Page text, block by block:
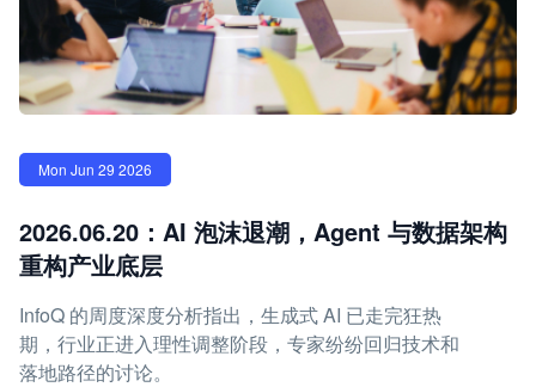
Mon Jun 29 2026
2026.06.20：AI 泡沫退潮，Agent 与数据架构
重构产业底层
InfoQ 的周度深度分析指出，生成式 AI 已走完狂热
期，行业正进入理性调整阶段，专家纷纷回归技术和
落地路径的讨论。